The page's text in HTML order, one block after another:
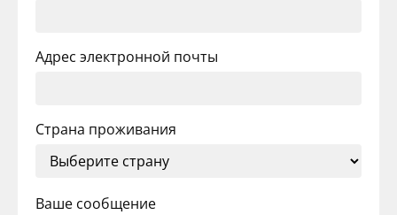
Адрес электронной почты
Страна проживания
Ваше сообщение